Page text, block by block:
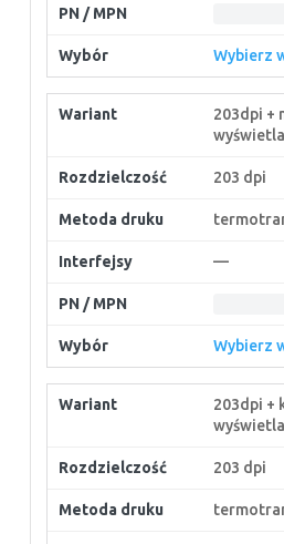
Wybierz
203dpi +
203 dpi
—
Wybierz
203dpi +
203 dpi